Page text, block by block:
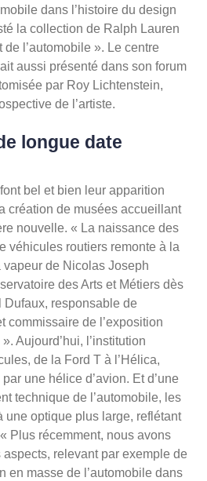
dans l’histoire du design
la collection de Ralph Lauren
de l’automobile ». Le centre
aussi présenté dans son forum
par Roy Lichtenstein,
de l’artiste.
longue date
bel et bien leur apparition
création de musées accueillant
nouvelle. « La naissance des
véhicules routiers remonte à la
de Nicolas Joseph
des Arts et Métiers dès
responsable de
commissaire de l’exposition
Aujourd’hui, l’institution
de la Ford T à l’Hélica,
une hélice d’avion. Et d’une
technique de l’automobile, les
une optique plus large, reflétant
Plus récemment, nous avons
aspects, relevant par exemple de
en masse de l’automobile dans